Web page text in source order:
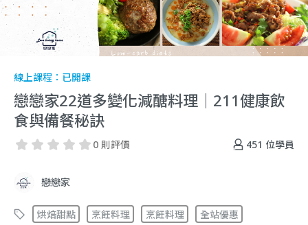
線上課程： 已開課
戀戀家22道多變化減醣料理｜211健康飲
食與備餐秘訣
451 位學員
0 則評價
戀戀家
烘焙甜點 烹飪料理 烹飪料理 全站優惠